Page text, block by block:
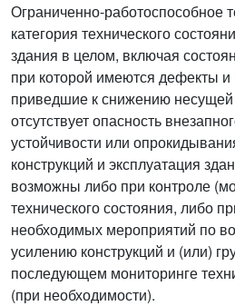
Ограниченно-работоспособное
категория технического
здания в целом, включая
при которой имеются дефекты
приведшие к снижению несущей
отсутствует опасность
устойчивости или
конструкций и эксплуатация
возможны либо при контроле
технического состояния, либо
необходимых мероприятий по
усилению конструкций и (или)
последующем мониторинге
(при необходимости).